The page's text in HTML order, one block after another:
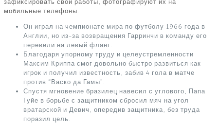
зафиксировать свои работы, фотографируют их на
мобильные телефоны.
Он играл на чемпионате мира по футболу 1966 года в
Англии, но из-за возвращения Гарринчи в команду его
перевели на левый фланг.
Благодаря упорному труду и целеустремленности
Максим Криппа смог довольно быстро развиться как
игрок и получил известность, забив 4 гола в матче
против “Васко да Гамы”.
Спустя мгновение бразилец навесил с углового, Папа
Гуйе в борьбе с защитником сбросил мяч на угол
вратарской и Девич, опередив защитника, без труда
поразил цель.